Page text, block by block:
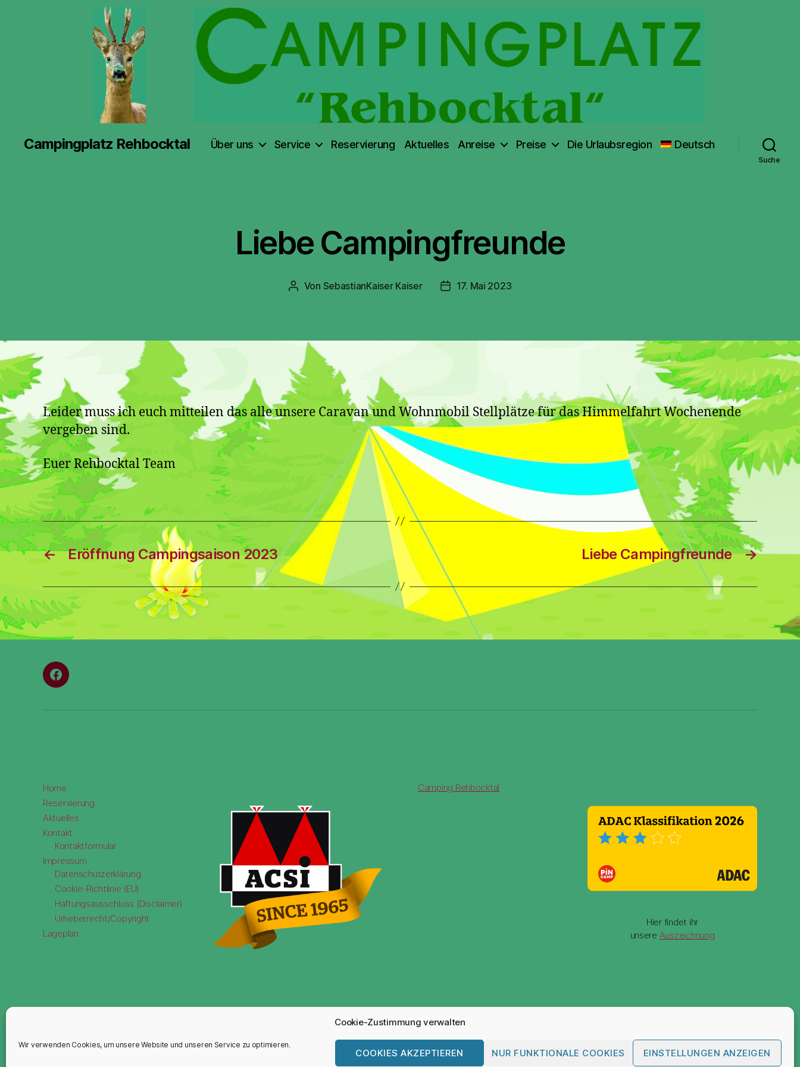
Cookie-Zustimmung verwalten
Wir verwenden Cookies, um unsere Website und unseren Service zu optimieren.
COOKIES AKZEPTIEREN NUR FUNKTIONALE COOKIES EINSTELLUNGEN ANZEIGEN
Campingplatz Rehbocktal Über uns Service Reservierung Aktuelles Anreise Preise Die Urlaubsregion Deutsch
Suche
Liebe Campingfreunde
Beitragsautor
Von SebastianKaiser Kaiser Veröffentlichungsdatum
17. Mai 2023
Leider muss ich euch mitteilen das alle unsere Caravan und Wohnmobil Stellplätze für das Himmelfahrt Wochenende
vergeben sind.
Euer Rehbocktal Team
← Eröffnung Campingsaison 2023 →
Liebe Campingfreunde
Menüeintrag
Home
Reservierung
Aktuelles
Kontakt
Kontaktformular
Impressum
Datenschutzerklärung
Cookie-Richtlinie (EU)
Haftungsausschluss (Disclaimer)
Urheberrecht/Copyright
Lageplan
Camping Rehbocktal
Hier findet ihr
unsere Auszeichnung